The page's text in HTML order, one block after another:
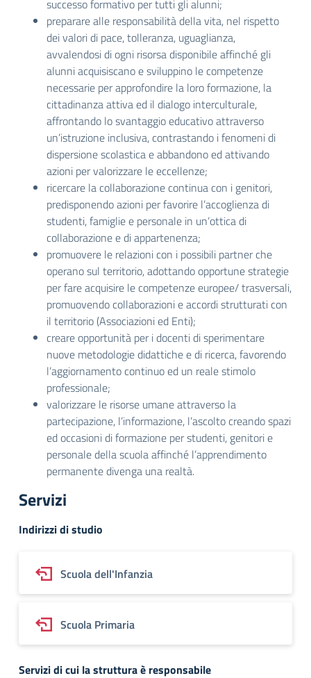
successo formativo per tutti gli alunni;
preparare alle responsabilità della vita, nel rispetto
dei valori di pace, tolleranza, uguaglianza,
avvalendosi di ogni risorsa disponibile affinché gli
alunni acquisiscano e sviluppino le competenze
necessarie per approfondire la loro formazione, la
cittadinanza attiva ed il dialogo interculturale,
affrontando lo svantaggio educativo attraverso
un’istruzione inclusiva, contrastando i fenomeni di
dispersione scolastica e abbandono ed attivando
azioni per valorizzare le eccellenze;
ricercare la collaborazione continua con i genitori,
predisponendo azioni per favorire l’accoglienza di
studenti, famiglie e personale in un’ottica di
collaborazione e di appartenenza;
promuovere le relazioni con i possibili partner che
operano sul territorio, adottando opportune strategie
per fare acquisire le competenze europee/ trasversali,
promuovendo collaborazioni e accordi strutturati con
il territorio (Associazioni ed Enti);
creare opportunità per i docenti di sperimentare
nuove metodologie didattiche e di ricerca, favorendo
l’aggiornamento continuo ed un reale stimolo
professionale;
valorizzare le risorse umane attraverso la
partecipazione, l’informazione, l’ascolto creando spazi
ed occasioni di formazione per studenti, genitori e
personale della scuola affinché l’apprendimento
permanente divenga una realtà.
Servizi
Indirizzi di studio
Scuola dell'Infanzia
Scuola Primaria
Servizi di cui la struttura è responsabile